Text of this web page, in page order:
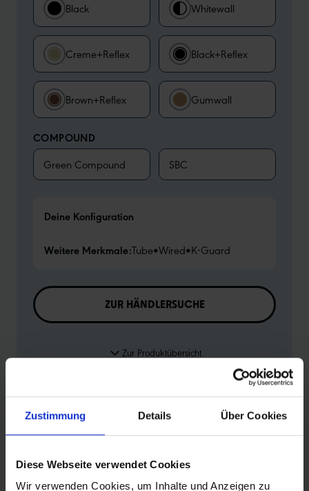
Zustimmung Details Über Cookies
Diese Webseite verwendet Cookies
Wir verwenden Cookies, um Inhalte und Anzeigen zu
Black Whitewall
Creme+Reflex Black+Reflex
Brown+Reflex Gumwall
COMPOUND
Green Compound SBC
Deine Konfiguration
Weitere Merkmale:Tube•Wired•K-Guard
ZUR HÄNDLERSUCHE
Zur Produktübersicht
PRODUKTINFORMATIONEN